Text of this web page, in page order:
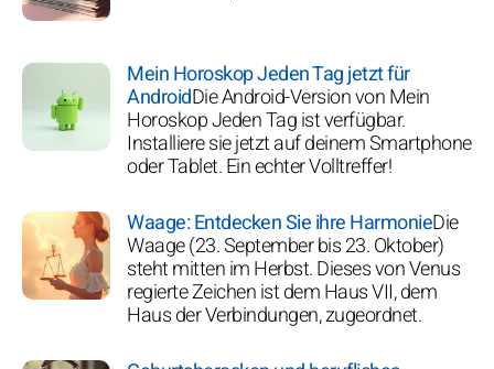
Mein Horoskop Jeden Tag jetzt für
AndroidDie Android-Version von Mein
Horoskop Jeden Tag ist verfügbar.
Installiere sie jetzt auf deinem Smartphone
oder Tablet. Ein echter Volltreffer!
Waage: Entdecken Sie ihre HarmonieDie
Waage (23. September bis 23. Oktober)
steht mitten im Herbst. Dieses von Venus
regierte Zeichen ist dem Haus VII, dem
Haus der Verbindungen, zugeordnet.